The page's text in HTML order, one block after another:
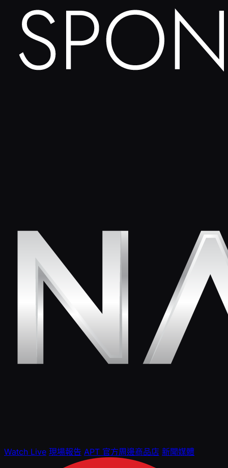
Watch Live 現場報告 APT 官方周邊商品店 新聞媒體